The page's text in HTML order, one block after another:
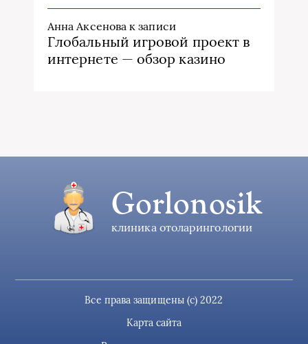
Анна Аксенова к записи
Глобальный игровой проект в
интернете — обзор казино
Gorlonosik
клиника отоларингологии
Все права защищены (c) 2022
Карта сайта